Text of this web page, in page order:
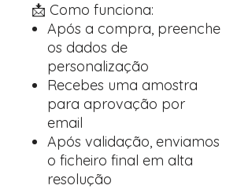
📩 Como funciona:
Após a compra, preenche
os dados de
personalização
Recebes uma amostra
para aprovação por
email
Após validação, enviamos
o ficheiro final em alta
resolução